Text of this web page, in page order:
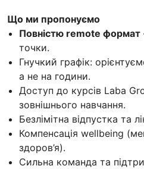
Що ми пропонуємо
Повністю remote формат
точки.
Гнучкий графік:
а не на години.
Доступ до курсів Laba
зовнішнього навчання.
Безлімітна відпустка та
Компенсація wellbeing
здоров’я).
Сильна команда та